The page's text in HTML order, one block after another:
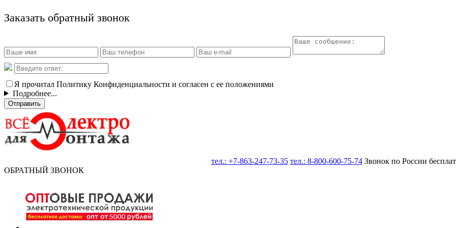
Заказать обратный звонок
Я прочитал Политику Конфиденциальности и согласен с ее положениями
Подробнее...
Отправить
тел.: +7-863-247-73-35 тел.: 8-800-600-75-74Звонок по России
ОБРАТНЫЙ ЗВОНОК